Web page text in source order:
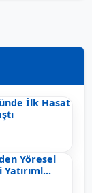
İlk Hasat
Yöresel
Yatırıml...